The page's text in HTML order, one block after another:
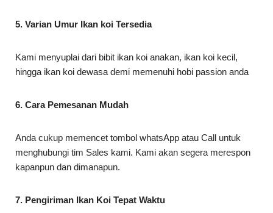
5. Varian Umur Ikan koi Tersedia
Kami menyuplai dari bibit ikan koi anakan, ikan koi kecil,
hingga ikan koi dewasa demi memenuhi hobi passion anda
6. Cara Pemesanan Mudah
Anda cukup memencet tombol whatsApp atau Call untuk
menghubungi tim Sales kami. Kami akan segera merespon
kapanpun dan dimanapun.
7. Pengiriman Ikan Koi Tepat Waktu